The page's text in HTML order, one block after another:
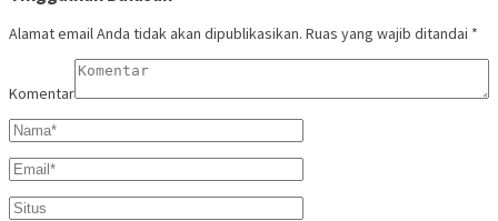
Alamat email Anda tidak akan dipublikasikan. Ruas yang wajib ditandai *
Komentar